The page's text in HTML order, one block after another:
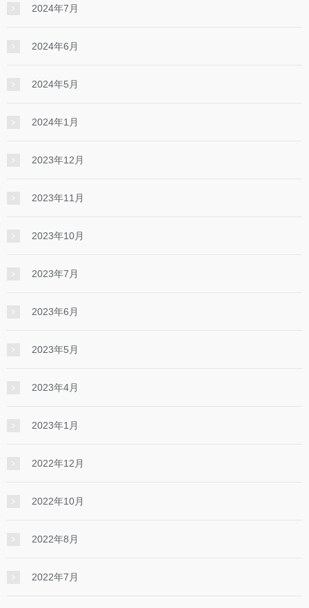
2024年7月
2024年6月
2024年5月
2024年1月
2023年12月
2023年11月
2023年10月
2023年7月
2023年6月
2023年5月
2023年4月
2023年1月
2022年12月
2022年10月
2022年8月
2022年7月